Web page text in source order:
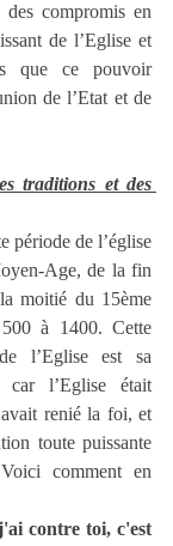
des compromis en
de l’Eglise et
que ce pouvoir
de l’Etat et de
traditions et des
période de l’église
Age, de la fin
moitié du 15ème
à 1400. Cette
l’Eglise est sa
l’Eglise était
renié la foi, et
toute puissante
comment en
contre toi, c'est